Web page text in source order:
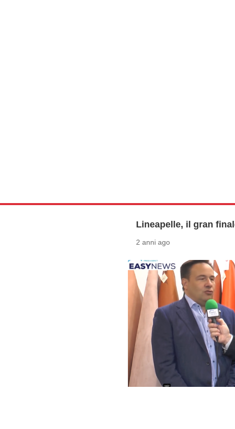
Lineapelle, il gran
2 anni ago